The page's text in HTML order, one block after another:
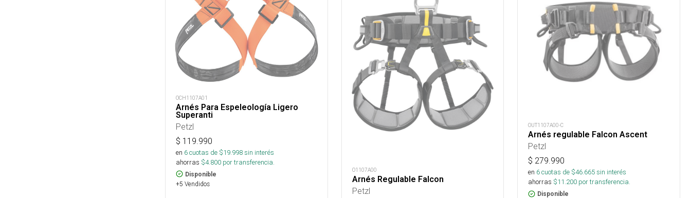
OCH1107A01
Arnés Para Espeleología Ligero
Superanti
Petzl
$ 119.990
en 6cuotas de $19.998sin interés
ahorras $4.800 por transferencia.
Disponible
+5 Vendidos
O1107A00
Arnés Regulable Falcon
Petzl
OUT1107A00-C
Arnés regulable Falcon Ascent
Petzl
$ 279.990
en 6cuotas de $46.665sin interés
ahorras $11.200 por transferencia.
Disponible